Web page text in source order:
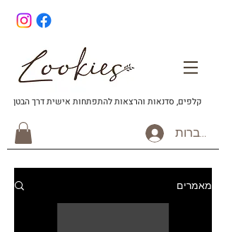
קלפים, סדנאות והרצאות להתפתחות אישית דרך הבטן
להתחברות
מאמרים